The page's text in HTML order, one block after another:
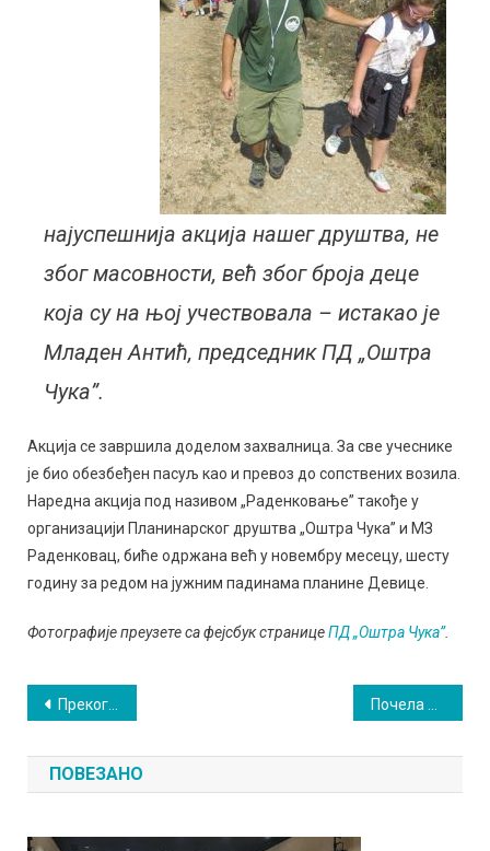
најуспешнија акција нашег друштва, не
због масовности, већ због броја деце
која су на њој учествовала – истакао је
Младен Антић, председник ПД „Оштра
Чука”.
Акција се завршила доделом захвалница. За све учеснике
је био обезбеђен пасуљ као и превоз до сопствених возила.
Наредна акција под називом „Раденковање” такође у
организацији Планинарског друштва „Оштра Чука” и МЗ
Раденковац, биће одржана већ у новембру месецу, шесту
годину за редом на јужним падинама планине Девице.
Фотографије преузете са фејсбук страницеПД „Оштра Чука”.
Кретање
чланка
Прекогранично пријатељство уз песму и игру
ПОВЕЗАНО